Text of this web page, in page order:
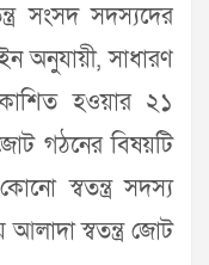
সংসদ সদস্যদের
অনুযায়ী, সাধারণ
হওয়ার ২১
গঠনের বিষয়টি
স্বতন্ত্র সদস্য
স্বতন্ত্র জোট